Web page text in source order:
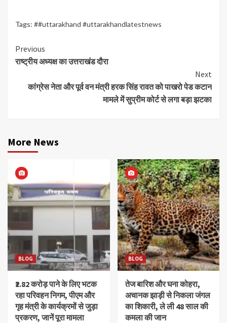
Tags: ##uttarakhand #uttarakhandlatestnews
Continue
Reading
Previous
राष्ट्रीय अध्यक्ष का उत्तराखंड दौरा
Next
कांग्रेस नेता और पूर्व वन मंत्री हरक सिंह रावत को पाखरो पेड कटान
मामले में सुप्रीम कोर्ट से लगा बड़ा झटका
More News
BLOG
₹2.82 करोड़ पाने के लिए भटक
रहा परिवहन निगम, पीएम और
गृह मंत्री के कार्यक्रमों से जुड़ा
प्रकरण, जानें पूरा मामला
BLOG
तेज बारिश और घना कोहरा,
अचानक झाड़ी से निकला जंगल
का शिकारी, ले ली 48 साल की
कमला की जान